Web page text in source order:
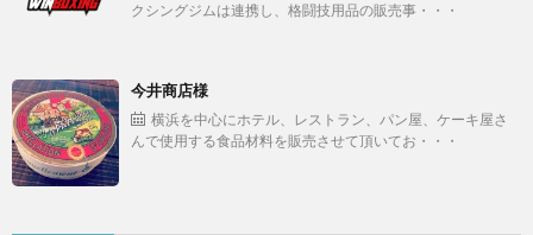
クシングジムは連携し、格闘技用品の販売事・・・
今井商店様
横浜を中心にホテル、レストラン、パン屋、ケーキ屋さ
んで使用する食品材料を販売させて頂いてお・・・